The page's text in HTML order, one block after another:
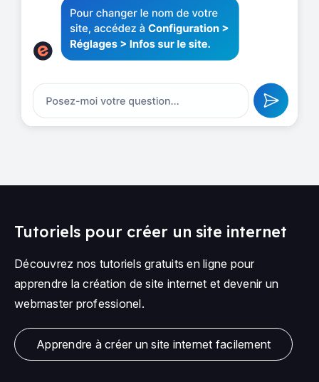
Tutoriels pour créer un site internet
Découvrez nos tutoriels gratuits en ligne pour
apprendre la création de site internet et devenir un
webmaster professionel.
Apprendre à créer un site internet facilement